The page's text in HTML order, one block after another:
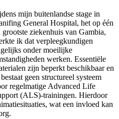
mijn buitenlandse stage in
General Hospital, het op één
grootste ziekenhuis van Gambia,
ik dat verpleegkundigen
onder moeilijke
werken. Essentiële
zijn beperkt beschikbaar en
geen structureel systeem
regelmatige Advanced Life
(ALS)-trainingen. Hierdoor
wat een invloed kan